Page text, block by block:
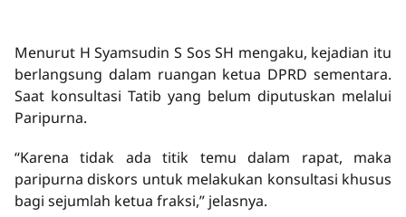
Menurut H Syamsudin S Sos SH mengaku, kejadian itu
berlangsung dalam ruangan ketua DPRD sementara.
Saat konsultasi Tatib yang belum diputuskan melalui
Paripurna.
“Karena tidak ada titik temu dalam rapat, maka
paripurna diskors untuk melakukan konsultasi khusus
bagi sejumlah ketua fraksi,” jelasnya.